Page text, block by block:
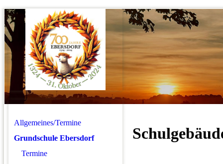
Allgemeines/Termine
Grundschule Ebersdorf
Termine